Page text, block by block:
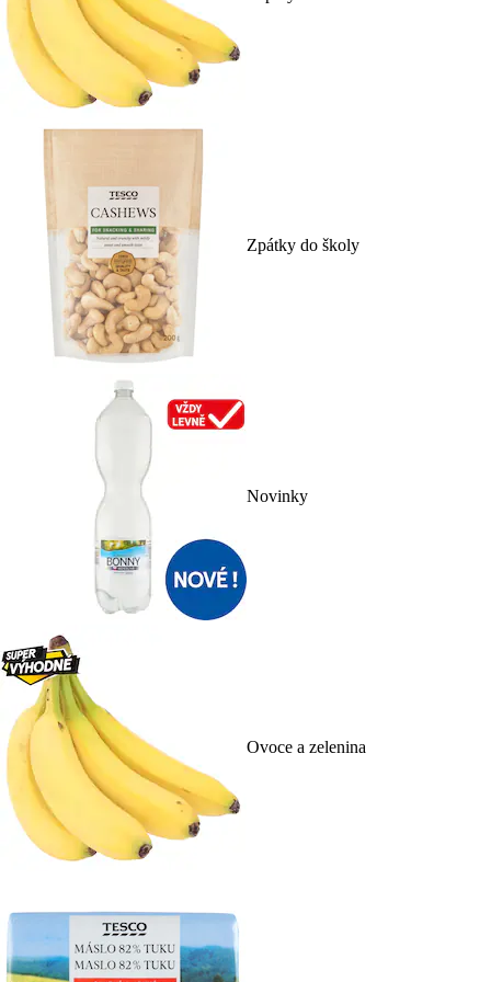
Zpátky do školy
Novinky
Ovoce a zelenina